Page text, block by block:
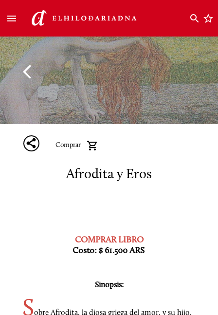
Comprar
Afrodita y Eros
Costo: $ 61.500 ARS
Sinopsis:
Sobre Afrodita, la diosa griega del amor, y su hijo,